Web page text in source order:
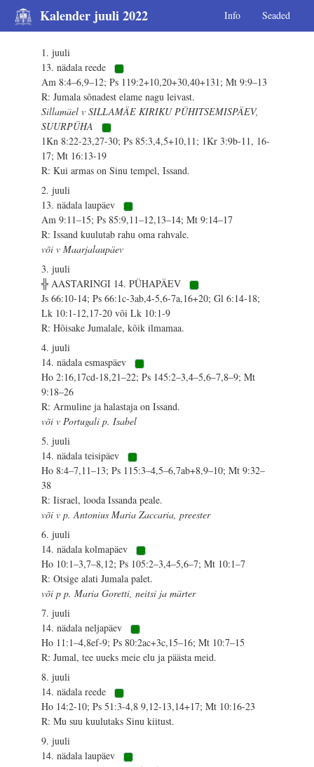
Kalender juuli 2022 Info Seaded
1. juuli
13. nädala reede
Am 8:4–6,9–12; Ps 119:2+10,20+30,40+131; Mt 9:9–13
R: Jumala sõnadest elame nagu leivast.
Sillamäel v SILLAMÄE KIRIKU PÜHITSEMISPÄEV,
SUURPÜHA
1Kn 8:22-23,27-30; Ps 85:3,4,5+10,11; 1Kr 3:9b-11, 16-
17; Mt 16:13-19
R: Kui armas on Sinu tempel, Issand.
2. juuli
13. nädala laupäev
Am 9:11–15; Ps 85:9,11–12,13–14; Mt 9:14–17
R: Issand kuulutab rahu oma rahvale.
või v Maarjalaupäev
3. juuli
╬ AASTARINGI 14. PÜHAPÄEV
Js 66:10-14; Ps 66:1c-3ab,4-5,6-7a,16+20; Gl 6:14-18;
Lk 10:1-12,17-20 või Lk 10:1-9
R: Hõisake Jumalale, kõik ilmamaa.
4. juuli
14. nädala esmaspäev
Ho 2:16,17cd-18,21–22; Ps 145:2–3,4–5,6–7,8–9; Mt
9:18–26
R: Armuline ja halastaja on Issand.
või v Portugali p. Isabel
5. juuli
14. nädala teisipäev
Ho 8:4–7,11–13; Ps 115:3–4,5–6,7ab+8,9–10; Mt 9:32–
38
R: Iisrael, looda Issanda peale.
või v p. Antonius Maria Zaccaria, preester
6. juuli
14. nädala kolmapäev
Ho 10:1–3,7–8,12; Ps 105:2–3,4–5,6–7; Mt 10:1–7
R: Otsige alati Jumala palet.
või p p. Maria Goretti, neitsi ja märter
7. juuli
14. nädala neljapäev
Ho 11:1–4,8ef-9; Ps 80:2ac+3c,15–16; Mt 10:7–15
R: Jumal, tee uueks meie elu ja päästa meid.
8. juuli
14. nädala reede
Ho 14:2-10; Ps 51:3-4,8 9,12-13,14+17; Mt 10:16-23
R: Mu suu kuulutaks Sinu kiitust.
9. juuli
14. nädala laupäev